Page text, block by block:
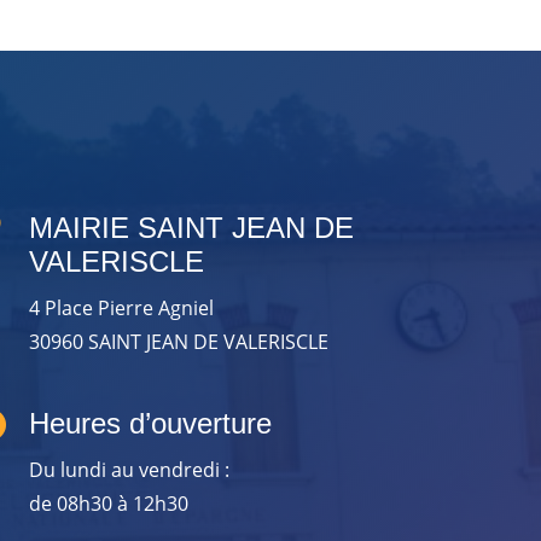
MAIRIE SAINT JEAN DE
VALERISCLE
4 Place Pierre Agniel
30960 SAINT JEAN DE VALERISCLE
Heures d’ouverture
Du lundi au vendredi :
de 08h30 à 12h30